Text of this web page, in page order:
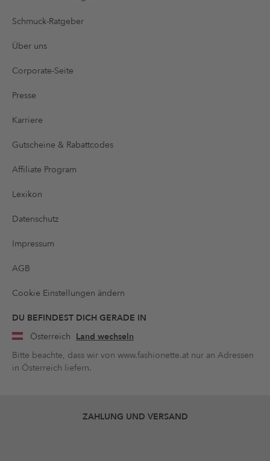
Schmuck-Ratgeber
Über uns
Corporate-Seite
Presse
Karriere
Gutscheine & Rabattcodes
Affiliate Program
Lexikon
Datenschutz
Impressum
AGB
Cookie Einstellungen ändern
DU BEFINDEST DICH GERADE IN
Österreich Land wechseln
Bitte beachte, dass wir von www.fashionette.at nur an Adressen
in Österreich liefern.
ZAHLUNG UND VERSAND